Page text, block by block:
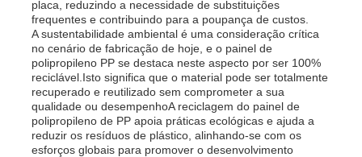
Casa
placa, reduzindo a necessidade de substituições
frequentes e contribuindo para a poupança de custos.
A sustentabilidade ambiental é uma consideração crítica
no cenário de fabricação de hoje, e o painel de
polipropileno PP se destaca neste aspecto por ser 100%
reciclável.Isto significa que o material pode ser totalmente
recuperado e reutilizado sem comprometer a sua
qualidade ou desempenhoA reciclagem do painel de
polipropileno de PP apoia práticas ecológicas e ajuda a
reduzir os resíduos de plástico, alinhando-se com os
esforços globais para promover o desenvolvimento